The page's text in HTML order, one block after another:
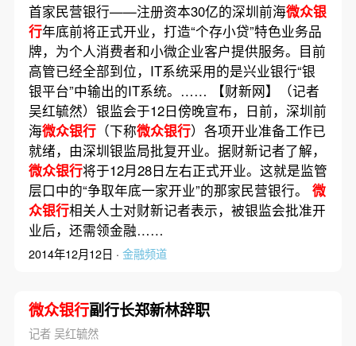
首家民营银行——注册资本30亿的深圳前海微众银
行年底前将正式开业，打造“个存小贷”特色业务品
牌，为个人消费者和小微企业客户提供服务。目前
高管已经全部到位，IT系统采用的是兴业银行“银
银平台”中输出的IT系统。…… 【财新网】（记者
吴红毓然）银监会于12日傍晚宣布，日前，深圳前
海微众银行（下称微众银行）各项开业准备工作已
就绪，由深圳银监局批复开业。据财新记者了解，
微众银行将于12月28日左右正式开业。这就是监管
层口中的“争取年底一家开业”的那家民营银行。 微
众银行相关人士对财新记者表示，被银监会批准开
业后，还需领金融……
2014年12月12日 · 金融频道
微众银行副行长郑新林辞职
记者 吴红毓然